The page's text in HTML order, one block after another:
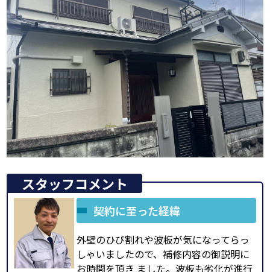
スタッフコメント
契約に至った経緯
外壁のひび割れや波板が気になってらっ
しゃいましたので、補修内容の御説明に
お時間を頂き ました。波板も劣化が進行